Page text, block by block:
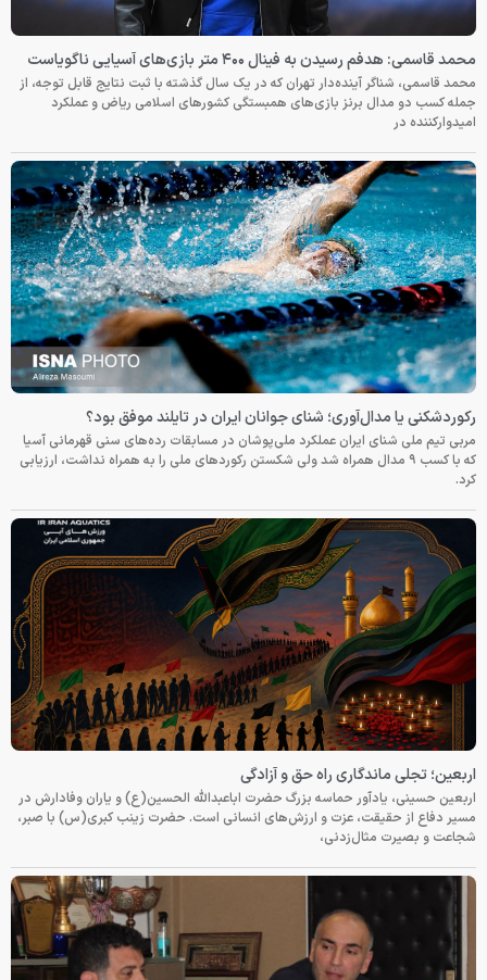
محمد قاسمی: هدفم رسیدن به فینال ۴۰۰ متر بازی‌های آسیایی ناگویاست
محمد قاسمی، شناگر آینده‌دار تهران که در یک سال گذشته با ثبت نتایج قابل توجه، از
جمله کسب دو مدال برنز بازی‌های همبستگی کشورهای اسلامی ریاض و عملکرد
امیدوارکننده در
رکوردشکنی یا مدال‌آوری؛ شنای جوانان ایران در تایلند موفق بود؟
مربی تیم ملی شنای ایران عملکرد ملی‌پوشان در مسابقات رده‌های سنی قهرمانی آسیا
که با کسب ۹ مدال همراه شد ولی شکستن رکوردهای ملی را به همراه نداشت، ارزیابی
کرد.
اربعین؛ تجلی ماندگاری راه حق و آزادگی
اربعین حسینی، یادآور حماسه بزرگ حضرت اباعبدالله الحسین(ع) و یاران وفادارش در
مسیر دفاع از حقیقت، عزت و ارزش‌های انسانی است. حضرت زینب کبری(س) با صبر،
شجاعت و بصیرت مثال‌زدنی،